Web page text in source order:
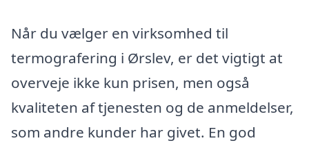
Når du vælger en virksomhed til
termografering i Ørslev, er det vigtigt at
overveje ikke kun prisen, men også
kvaliteten af tjenesten og de anmeldelser,
som andre kunder har givet. En god